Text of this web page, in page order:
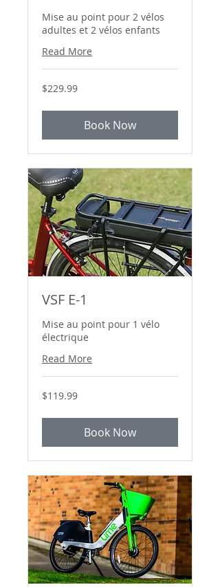
Mise au point pour 2 vélos
adultes et 2 vélos enfants
Read More
229.99
Canadian
$229.99
Book Now
VSF E-1
Mise au point pour 1 vélo
électrique
Read More
119.99
Canadian
$119.99
Book Now